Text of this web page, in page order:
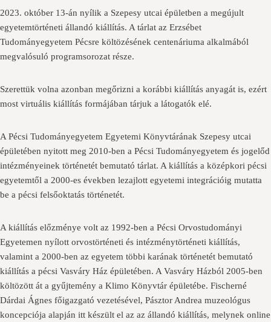
2023. október 13-án nyílik a Szepesy utcai épületben a megújult
egyetemtörténeti állandó kiállítás. A tárlat az Erzsébet
Tudományegyetem Pécsre költözésének centenáriuma alkalmából
megvalósuló programsorozat része.
Szerettük volna azonban megőrizni a korábbi kiállítás anyagát is, ezért
most virtuális kiállítás formájában tárjuk a látogatók elé.
A Pécsi Tudományegyetem Egyetemi Könyvtárának Szepesy utcai
épületében nyitott meg 2010-ben a Pécsi Tudományegyetem és jogelőd
intézményeinek történetét bemutató tárlat. A kiállítás a középkori pécsi
egyetemtől a 2000-es években lezajlott egyetemi integrációig mutatta
be a pécsi felsőoktatás történetét.
A kiállítás előzménye volt az 1992-ben a Pécsi Orvostudományi
Egyetemen nyílott orvostörténeti és intézménytörténeti kiállítás,
valamint a 2000-ben az egyetem többi karának történetét bemutató
kiállítás a pécsi Vasváry Ház épületében. A Vasváry Házból 2005-ben
költözött át a gyűjtemény a Klimo Könyvtár épületébe. Fischerné
Dárdai Ágnes főigazgató vezetésével, Pásztor Andrea muzeológus
koncepciója alapján itt készült el az az állandó kiállítás, melynek online